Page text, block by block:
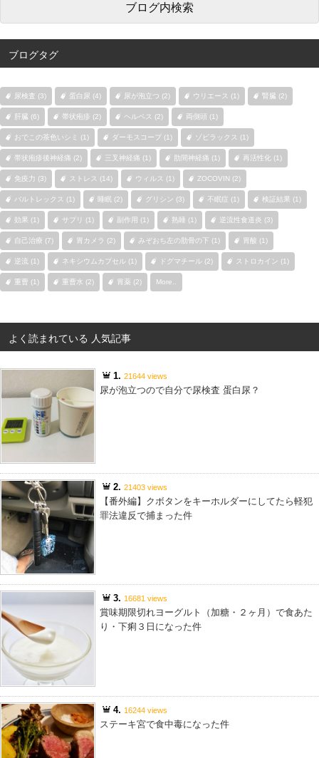
ブログタグ
尿検査 (3) 蛋白尿 (4) 尿が泡立つ (2) ウリエース (1) 腎臓 (2)
肝臓 (6) 帯状疱疹 (2) ヘルペス (2) 両側頭 (1)
おでこの茶色いシミ (1) ダーモスコープ (1) ゾビラックス (1)
帯状疱疹後神経痛 (2) 三叉神経痛 (1) 肋間神経痛 (1) 再活性化 (1)
免疫力 (3) ストレス (14) ウィルス (1) ZOCOVIN (2)
バルトレックス (1) 睡眠 (2) グリシン (3) 不眠症 (1) 検証結果 (1)
効果 (1) サプリ (1) 副作用 (1) 熟睡 (1) 逆流性食道炎 (3)
自己治療 (7) 胃カメラ (2) みぞおち左の肋骨の下 (1) 胃酸 (1)
逆流 (1) ネキシウムカプセル (1) ドグマチール (2) ストロカイン (1)
重曹 (1) 重曹水 (2) 胃薬 (2) More..
よく読まれている 人気記事
1. 21644 views
尿が泡立つので自分で尿検査 蛋白尿？
2. 21403 views
【番外編】クボタンをキーホルダーにしてたら軽犯
罪法違反で捕まった件
3. 16681 views
賞味期限切れヨーグルト（加糖・２ヶ月）で食あた
り・下痢３日になった件
4. 16244 views
ステーキ宮で食中毒になった件